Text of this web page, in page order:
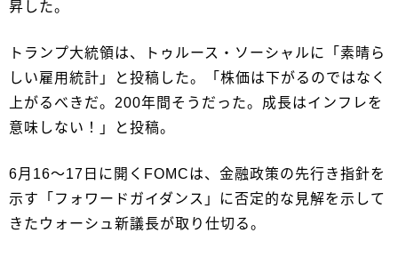
昇した。
トランプ大統領は、トゥルース・ソーシャルに「素晴ら
しい雇用統計」と投稿した。「株価は下がるのではなく
上がるべきだ。200年間そうだった。成長はインフレを
意味しない！」と投稿。
6月16～17日に開くFOMCは、金融政策の先行き指針を
示す「フォワードガイダンス」に否定的な見解を示して
きたウォーシュ新議長が取り仕切る。